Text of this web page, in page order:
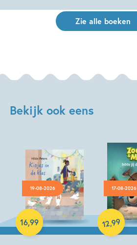
Zie alle boeken
Bekijk ook eens
19-08-2026
16,99
Hardcover
17-08-2026
12,99
Hardcover